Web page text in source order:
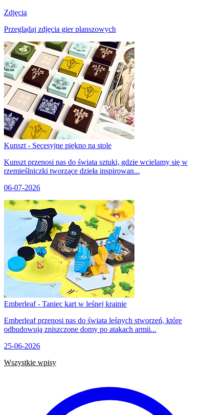
Zdjęcia
Przeglądaj zdjęcia gier planszowych
Kunszt - Secesyjne piękno na stole
Kunszt przenosi nas do świata sztuki, gdzie wcielamy się w
rzemieślniczki tworzące dzieła inspirowan...
06-07-2026
Emberleaf - Taniec kart w leśnej krainie
Emberleaf przenosi nas do świata leśnych stworzeń, które
odbudowują zniszczone domy po atakach armii...
25-06-2026
Wszystkie wpisy